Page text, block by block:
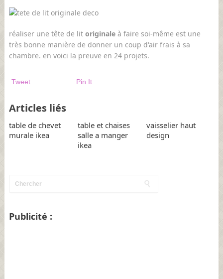
réaliser une tête de lit originaleà faire soi-même est une
très bonne manière de donner un coup d'air frais à sa
chambre. en voici la preuve en 24 projets.
Tweet Pin It
Articles liés
table de chevet
murale ikea
table et chaises
salle a manger
ikea
vaisselier haut
design
Publicité :